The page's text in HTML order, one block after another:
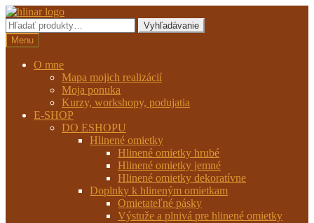
Preskočiť
na
navigáciu
Preskočiť
na
obsah
Hľadať:
Vyhľadávanie
Menu
O mne
Mapa mojich realizácií
Moja ponuka
Kurzy, workshopy, podujatia
E-SHOP
DO ESHOPU
Hlinené omietky
Hlinené omietky hrubé
Hlinené omietky jemné
Hlinené omietky dekoratívne
Doplnky k hlineným omietkam
Omietateľné pásky
Výstuže a plnivá pre hlinené omietky